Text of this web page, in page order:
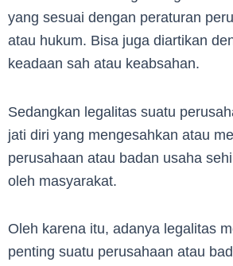
yang sesuai dengan peraturan
atau hukum. Bisa juga diartikan
keadaan sah atau keabsahan.
Sedangkan legalitas suatu
jati diri yang mengesahkan atau
perusahaan atau badan usaha
oleh masyarakat.
Oleh karena itu, adanya legalitas
penting suatu perusahaan atau